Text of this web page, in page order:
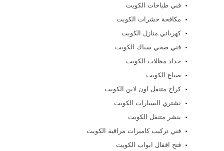
فني طباخات الكويت
مكافحة حشرات الكويت
كهربائي منازل الكويت
فني صحي سباك الكويت
حداد مظلات الكويت
صباغ الكويت
كراج متنقل اون لاين الكويت
نشتري السيارات الكويت
بنشر متنقل الكويت
فني تركيب كاميرات مراقبة الكويت
فتح اقفال ابواب الكويت